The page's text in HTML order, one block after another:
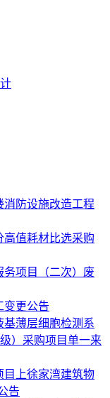
防设施改造工程
值耗材比选采购
务项目（二次）废
变更公告
基薄层细胞检测系
）采购项目单一来
目上徐家湾建筑物
告